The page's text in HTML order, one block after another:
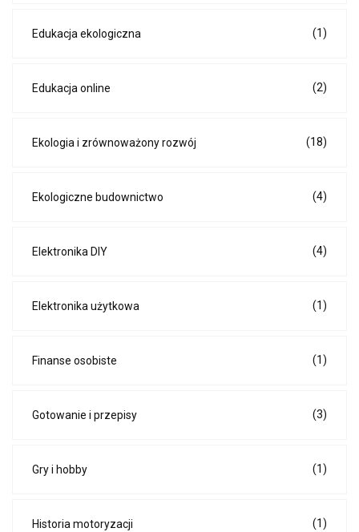
Edukacja ekologiczna (1)
Edukacja online (2)
Ekologia i zrównoważony rozwój (18)
Ekologiczne budownictwo (4)
Elektronika DIY (4)
Elektronika użytkowa (1)
Finanse osobiste (1)
Gotowanie i przepisy (3)
Gry i hobby (1)
Historia motoryzacji (1)